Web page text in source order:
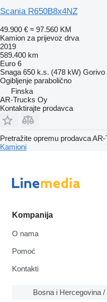
Scania R650B8x4NZ
49.900 € ≈ 97.560 KM
Kamion za prijevoz drva
2019
589.400 km
Euro 6
Snaga 650 k.s. (478 kW) Gorivo
Ogibljenje parabolično
Finska
AR-Trucks Oy
Kontaktirajte prodavca
Pretražite opremu prodavca
Kamioni
Kompanija
O nama
Pomoć
Kontakti
Bosna i Hercegovina